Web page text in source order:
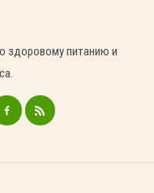
здоровому питанию и